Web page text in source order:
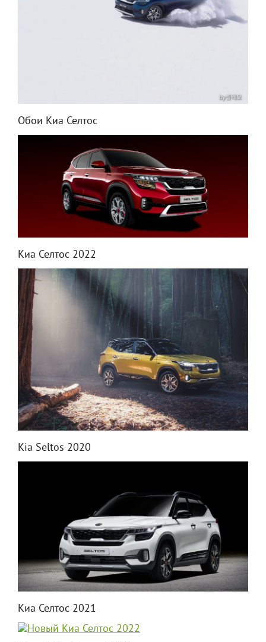
Обои Киа Селтос
Киа Селтос 2022
Kia Seltos 2020
Киа Селтос 2021